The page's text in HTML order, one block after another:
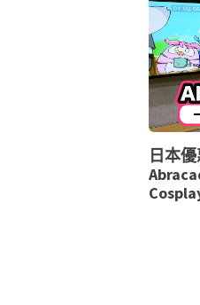
日本